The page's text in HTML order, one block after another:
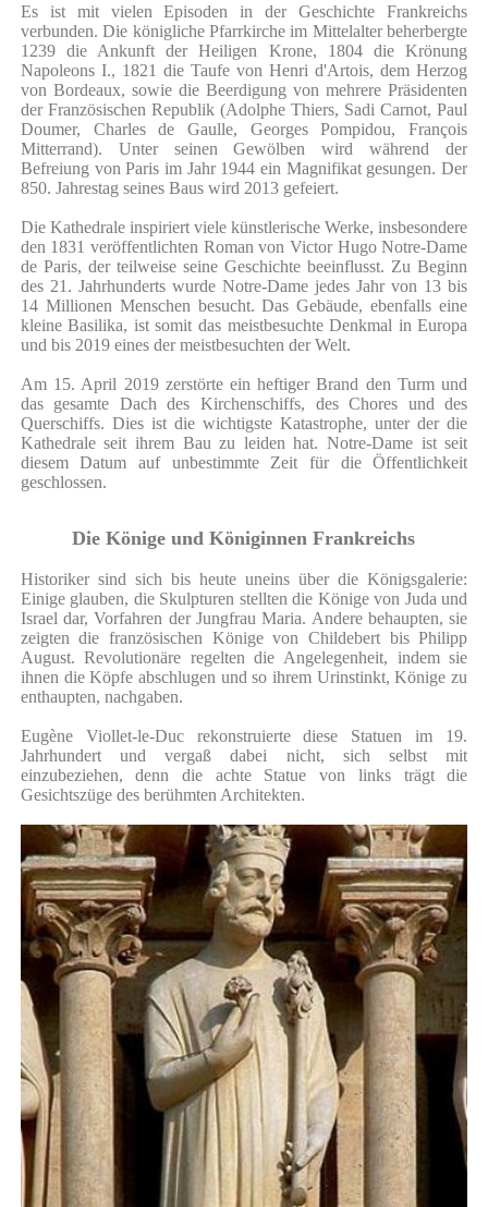
Es ist mit vielen Episoden in der Geschichte Frankreichs
verbunden. Die königliche Pfarrkirche im Mittelalter beherbergte
1239 die Ankunft der Heiligen Krone, 1804 die Krönung
Napoleons I., 1821 die Taufe von Henri d'Artois, dem Herzog
von Bordeaux, sowie die Beerdigung von mehrere Präsidenten
der Französischen Republik (Adolphe Thiers, Sadi Carnot, Paul
Doumer, Charles de Gaulle, Georges Pompidou, François
Mitterrand). Unter seinen Gewölben wird während der
Befreiung von Paris im Jahr 1944 ein Magnifikat gesungen. Der
850. Jahrestag seines Baus wird 2013 gefeiert.
Die Kathedrale inspiriert viele künstlerische Werke, insbesondere
den 1831 veröffentlichten Roman von Victor Hugo Notre-Dame
de Paris, der teilweise seine Geschichte beeinflusst. Zu Beginn
des 21. Jahrhunderts wurde Notre-Dame jedes Jahr von 13 bis
14 Millionen Menschen besucht. Das Gebäude, ebenfalls eine
kleine Basilika, ist somit das meistbesuchte Denkmal in Europa
und bis 2019 eines der meistbesuchten der Welt.
Am 15. April 2019 zerstörte ein heftiger Brand den Turm und
das gesamte Dach des Kirchenschiffs, des Chores und des
Querschiffs. Dies ist die wichtigste Katastrophe, unter der die
Kathedrale seit ihrem Bau zu leiden hat. Notre-Dame ist seit
diesem Datum auf unbestimmte Zeit für die Öffentlichkeit
geschlossen.
Die Könige und Königinnen Frankreichs
Historiker sind sich bis heute uneins über die Königsgalerie:
Einige glauben, die Skulpturen stellten die Könige von Juda und
Israel dar, Vorfahren der Jungfrau Maria. Andere behaupten, sie
zeigten die französischen Könige von Childebert bis Philipp
August. Revolutionäre regelten die Angelegenheit, indem sie
ihnen die Köpfe abschlugen und so ihrem Urinstinkt, Könige zu
enthaupten, nachgaben.
Eugène Viollet-le-Duc rekonstruierte diese Statuen im 19.
Jahrhundert und vergaß dabei nicht, sich selbst mit
einzubeziehen, denn die achte Statue von links trägt die
Gesichtszüge des berühmten Architekten.